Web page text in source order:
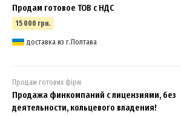
Продам готовое ТОВ с НДС
15 000 грн.
доставка из г.Полтава
Продаж готових фірм
Продажа финкомпаний с лицензиями, без
деятельности, кольцевого владения!